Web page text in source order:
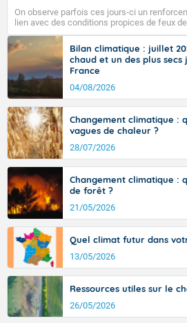
sud-ouest et le sud-est et même
sur Midi-Pyrénées, et 39 à 40
On observe parfois ces jours-ci un
lien avec des conditions propices de feux
tramontane ? Quelles sont ses
vent turbulent soufflant de secteur nord-
ouest, dans un secteur qui part du Roussillon
l’ouest de l’Hérault. L’étymologie de ce vent
signifiant au-delà des monts, en allusion
d’où provient ce vent.
Bilan climatique : juillet
chaud et un des plus
France
04/08/2026
Changement climatique :
vagues de chaleur ?
28/07/2026
Changement climatique :
de forêt ?
21/05/2026
Quel climat futur dans
13/05/2026
Ressources utiles sur le
26/05/2026